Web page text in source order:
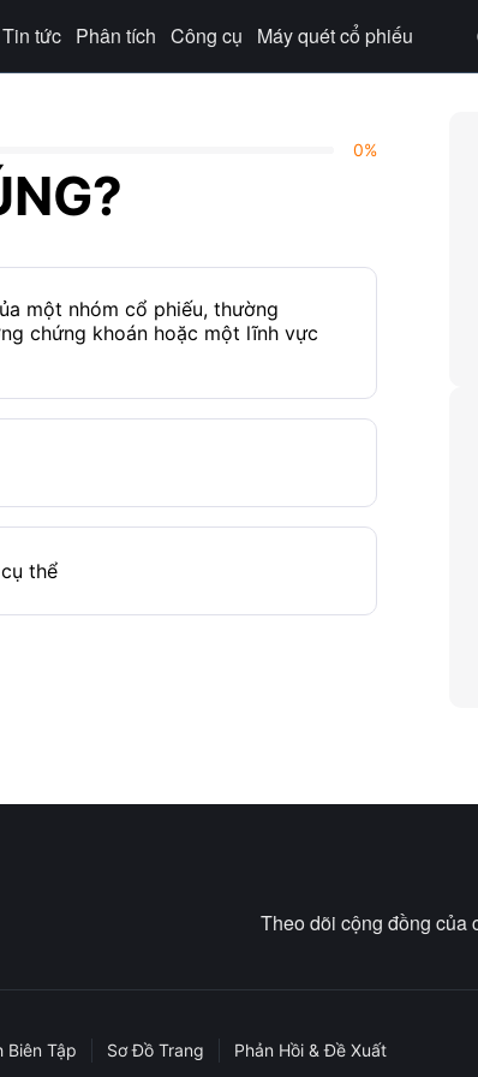
Tin tức Phân tích Công cụ Máy quét cổ phiếu
0%
một nhóm cổ phiếu, thường
chứng khoán hoặc một lĩnh vực
thể
Theo dõi cộng đồng của
Biên Tập Sơ Đồ Trang Phản Hồi & Đề Xuất